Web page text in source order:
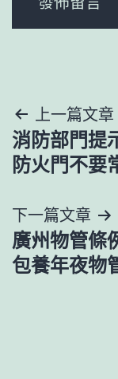
文
章
覽
上一篇文章
消防部門提
防火門不要
下一篇文章
廣州物管條
包養年夜物